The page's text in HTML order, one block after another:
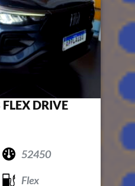
DRIVE
52450
Flex